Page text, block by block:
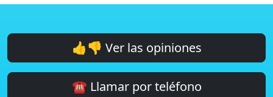
👍👎 Ver las opiniones
☎️ Llamar por teléfono